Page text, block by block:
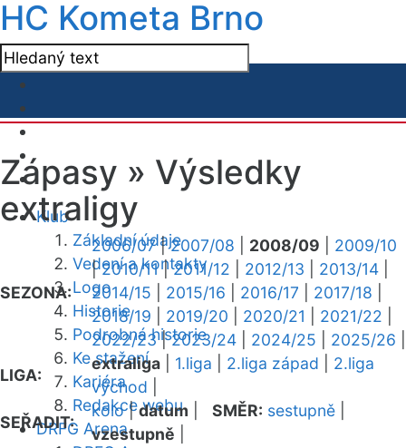
HC Kometa Brno
Klub
Základní údaje
Vedení a kontakty
Logo
Historie
Podrobná historie
Ke stažení
Kariéra
Redakce webu
DRFG Arena
Zápasy » Výsledky
extraligy
SEZONA:
2006/07|2007/08 2008/09
2009/10
|2010/11|2011/12 2012/13 2013/14
2014/15
2015/16 2016/17 2017/18
2018/19
2019/20 2020/21 2021/22
2022/23|2023/24 2024/25 2025/26
LIGA:
extraliga 1.liga 2.liga západ
2.liga
východ
SEŘADIT:
kolo|datum SMĚR: sestupně
vzestupně